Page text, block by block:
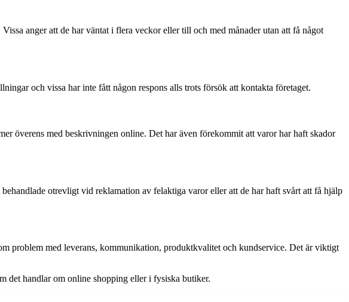
anger att de har väntat i flera veckor eller till och med månader utan att få något
och vissa har inte fått någon respons alls trots försök att kontakta företaget.
överens med beskrivningen online. Det har även förekommit att varor har haft skador
otrevligt vid reklamation av felaktiga varor eller att de har haft svårt att få hjälp
problem med leverans, kommunikation, produktkvalitet och kundservice. Det är viktigt
det handlar om online shopping eller i fysiska butiker.